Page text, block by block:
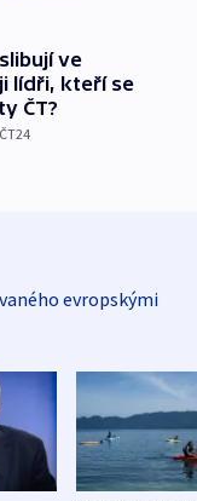
ve
lídři, kteří se
ČT?
ČT24
evropskými